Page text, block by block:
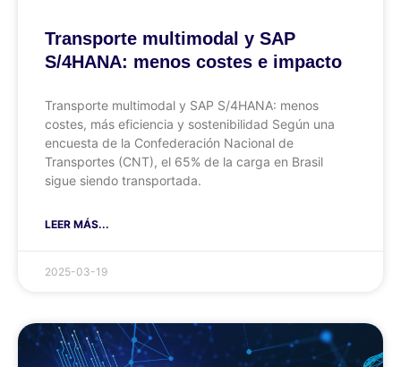
Transporte multimodal y SAP
S/4HANA: menos costes e impacto
Transporte multimodal y SAP S/4HANA: menos
costes, más eficiencia y sostenibilidad Según una
encuesta de la Confederación Nacional de
Transportes (CNT), el 65% de la carga en Brasil
sigue siendo transportada.
LEER MÁS...
2025-03-19